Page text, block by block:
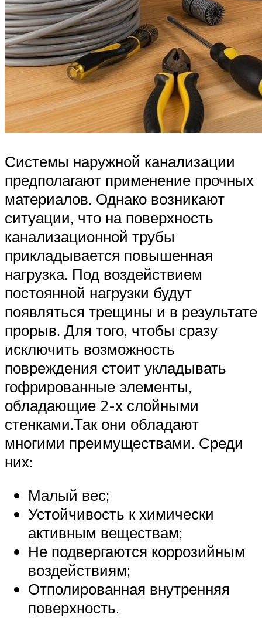
Системы наружной канализации
предполагают применение прочных
материалов. Однако возникают
ситуации, что на поверхность
канализационной трубы
прикладывается повышенная
нагрузка. Под воздействием
постоянной нагрузки будут
появляться трещины и в результате
прорыв. Для того, чтобы сразу
исключить возможность
повреждения стоит укладывать
гофрированные элементы,
обладающие 2-х слойными
стенками.Так они обладают
многими преимуществами. Среди
них:
Малый вес;
Устойчивость к химически
активным веществам;
Не подвергаются коррозийным
воздействиям;
Отполированная внутренняя
поверхность.